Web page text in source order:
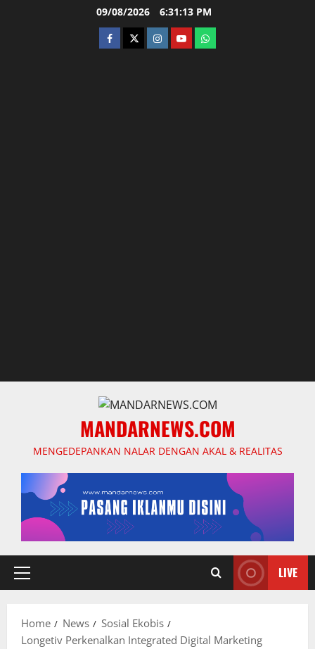
09/08/2026 6:31:14 PM
facebooktwitterinstagram.com
youtubewhatsapp
MANDARNEWS.COM
MENGEDEPANKAN NALAR DENGAN AKAL & REALITAS
Primary
LIVE
Home News
Sosial Ekobis
Longetiv Perkenalkan Integrated Digital Marketing